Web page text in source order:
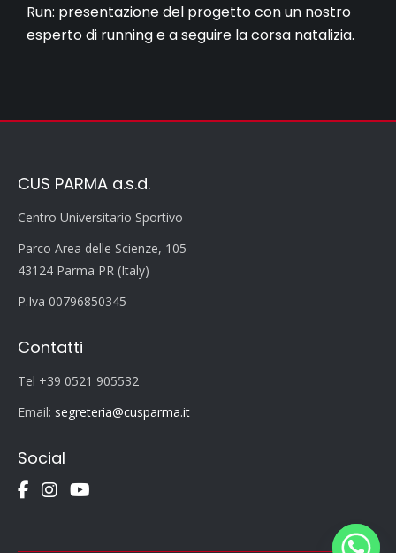
Run: presentazione del progetto con un nostro
esperto di running e a seguire la corsa natalizia.
CUS PARMA a.s.d.
Centro Universitario Sportivo
Parco Area delle Scienze, 105
43124 Parma PR (Italy)
P.Iva 00796850345
Contatti
Tel +39 0521 905532
Email: segreteria@cusparma.it
Social